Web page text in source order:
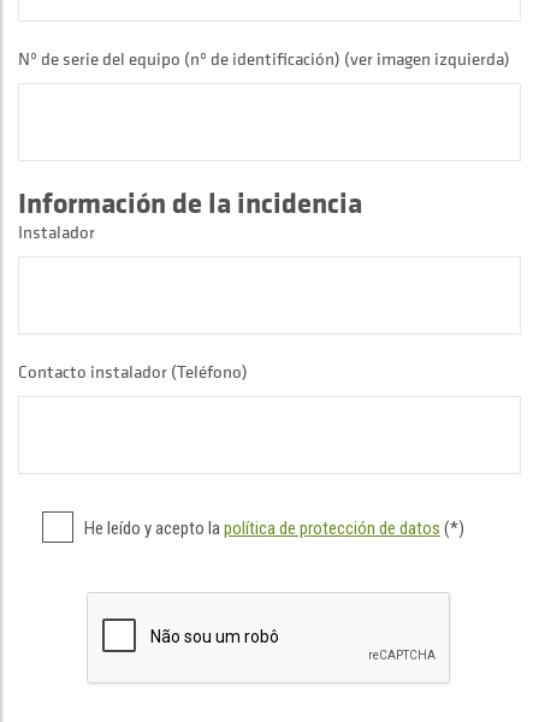
Nº de serie del equipo (nº de identificación) (ver imagen izquierda)
Información de la incidencia
Instalador
Contacto instalador (Teléfono)
He leído y acepto lapolítica de protección de datos (*)